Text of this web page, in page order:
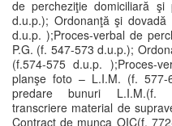
de percheziţie domiciliară
d.u.p.); Ordonanţă şi
d.u.p. );Proces-verbal de
P.G. (f. 547-573 d.u.p.);
(f.574-575 d.u.p. );Proces-
planşe foto – L.I.M. (f. 577-
predare bunuri L.I.M.(f.
transcriere material de
Contract de munca OIC(f.